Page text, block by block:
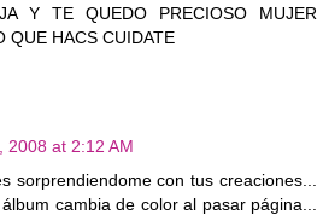
Y TE QUEDO PRECIOSO MUJER
QUE HACS CUIDATE
2008 at 2:12 AM
sorprendiendome con tus creaciones...
cambia de color al pasar página...